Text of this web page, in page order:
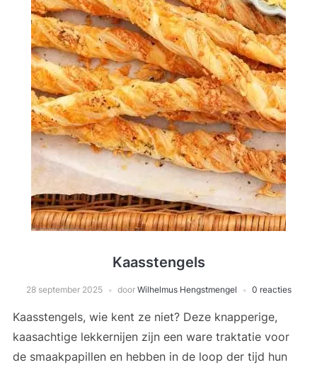
Kaasstengels
28 september 2025 door Wilhelmus Hengstmengel 0 reacties
Kaasstengels, wie kent ze niet? Deze knapperige,
kaasachtige lekkernijen zijn een ware traktatie voor
de smaakpapillen en hebben in de loop der tijd hun